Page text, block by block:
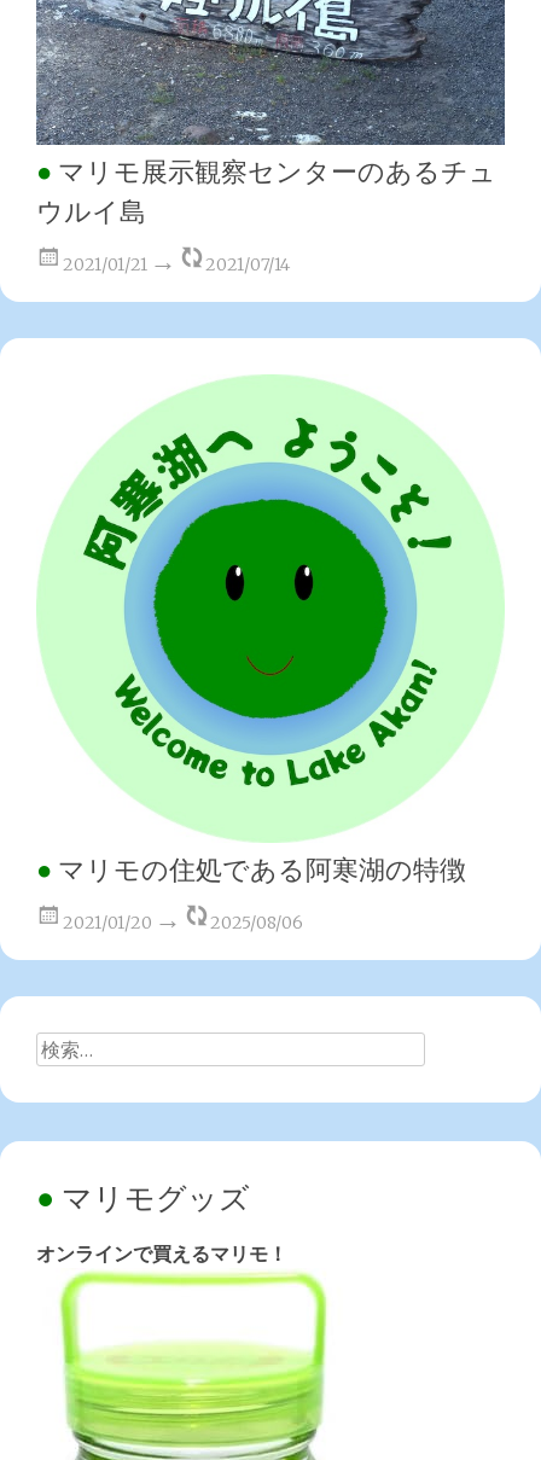
マリモ展示観察センターのあるチュ
ウルイ島
2021/01/21 2021/07/14
マリモの住処である阿寒湖の特徴
2021/01/20 2025/08/06
検
索:
マリモグッズ
オンラインで買えるマリモ！